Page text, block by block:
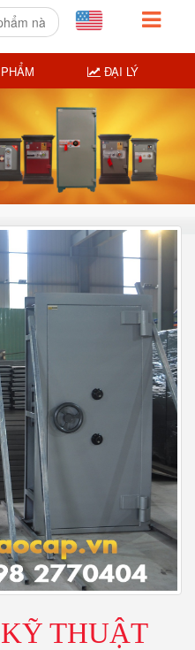
THUẬT
ĐẠI LÝ